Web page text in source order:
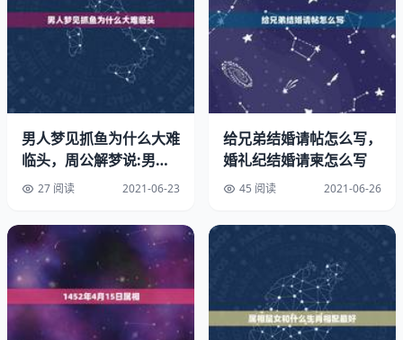
大驿土不是指什么土，这个词指的是五行算命中年命的一种
命理，在六十甲子纳音中，对应戊申、己酉年。即生于戊
申、己酉年的人，都是“大驿土”命。
大驿土命是什么意思？
大驿土遇到喜神属金时根据《归易》记载大驿土助运方法，
按照公式：（9：赉渫0：澞塬代表土）土生（1：瀛鸯2：
运并且得运势大吉需要在紫冰银结印上雕刻瀛鸯阵和烛阵。
大驿土遇到喜神属木时根据《归易》记载大驿土助运，按照
公式：（5：蝎夔6：介赑代表水）水生（3：蛊羽4：犀婴
代表木）木，根据古代《归易》记载如果化解大驿土厄运并
男人梦见抓鱼为什么大难
临头，周公解梦说:男人
梦见抓鱼会大难临头，是
27 阅读 2021-06-23
给兄弟结婚请帖怎么写，
婚礼纪结婚请柬怎么写
45 阅读 2021-06-26